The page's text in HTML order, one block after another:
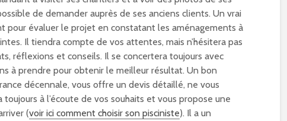
de demander auprès de ses anciens clients. Un vrai
pour évaluer le projet en constatant les aménagements à
Il tiendra compte de vos attentes, mais n’hésitera pas
réflexions et conseils. Il se concertera toujours avec
à prendre pour obtenir le meilleur résultat. Un bon
décennale, vous offre un devis détaillé, ne vous
toujours à l’écoute de vos souhaits et vous propose une
(voir ici comment choisir son pisciniste). Il a un